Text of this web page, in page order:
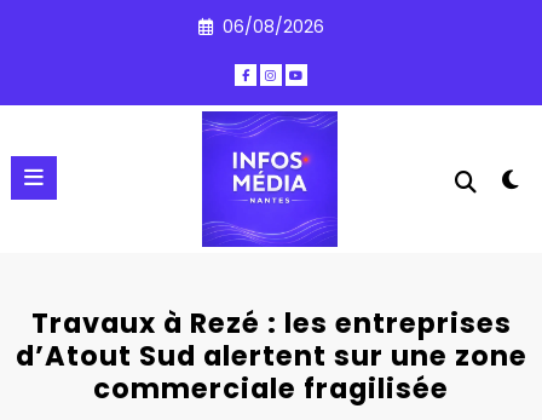
06/08/2026
Travaux à Rezé : les entreprises
d’Atout Sud alertent sur une zone
commerciale fragilisée